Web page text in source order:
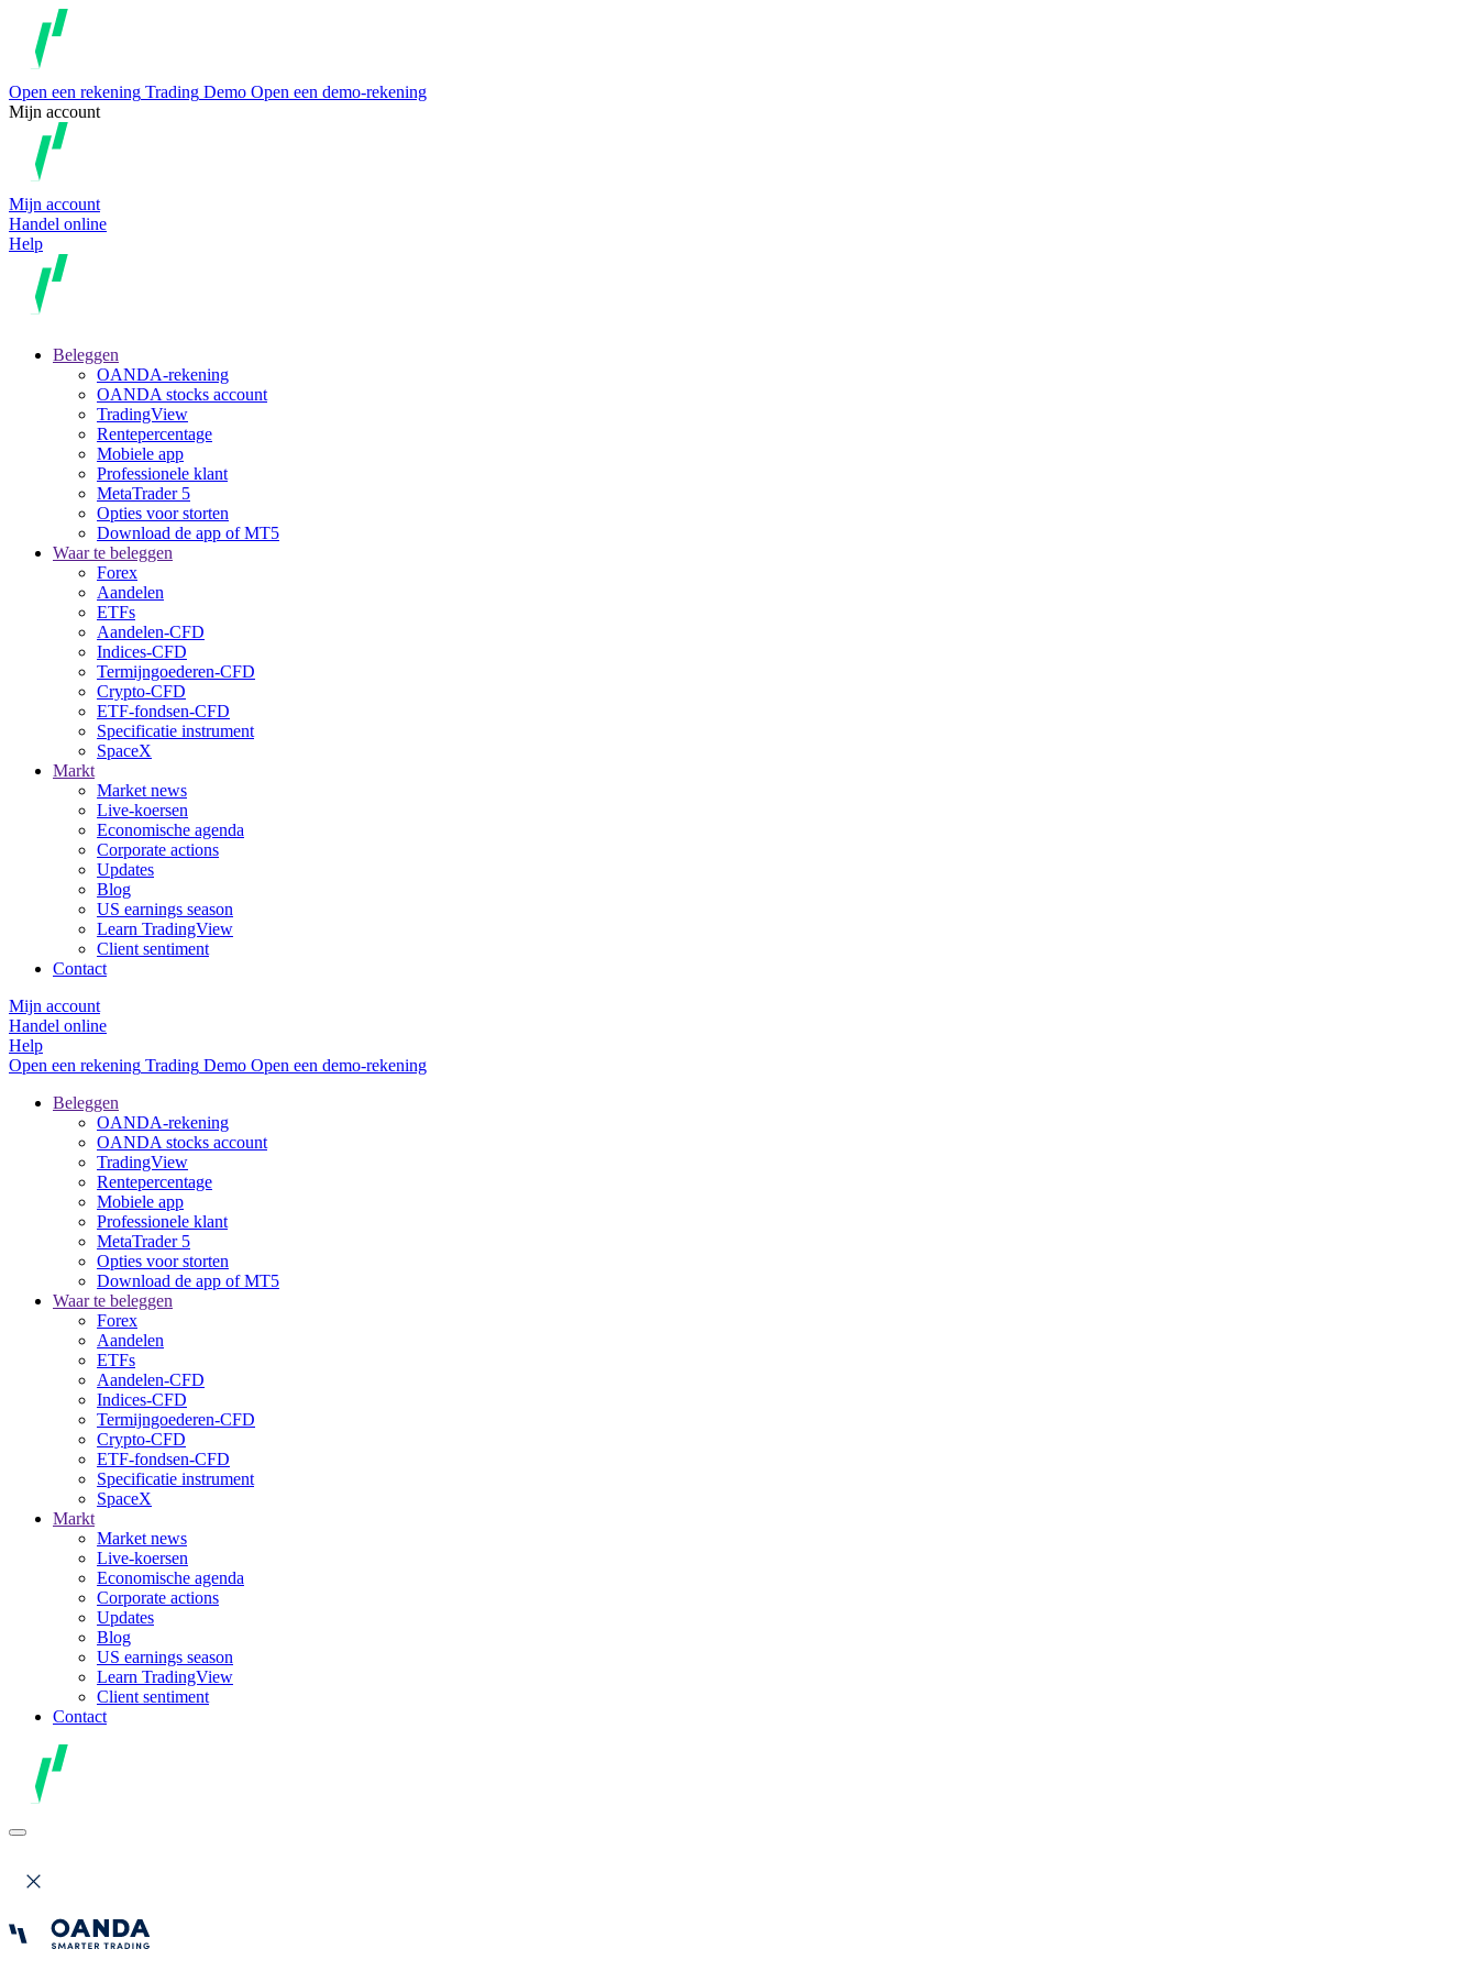
Open een rekening Trading Demo Open een demo-rekening
Mijn account
Mijn account
Handel online
Help
Beleggen
OANDA-rekening
OANDA stocks account
TradingView
Rentepercentage
Mobiele app
Professionele klant
MetaTrader 5
Opties voor storten
Download de app of MT5
Waar te beleggen
Forex
Aandelen
ETFs
Aandelen-CFD
Indices-CFD
Termijngoederen-CFD
Crypto-CFD
ETF-fondsen-CFD
Specificatie instrument
SpaceX
Markt
Market news
Live-koersen
Economische agenda
Corporate actions
Updates
Blog
US earnings season
Learn TradingView
Client sentiment
Contact
Mijn account
Handel online
Help
Open een rekening Trading Demo Open een demo-rekening
Beleggen
OANDA-rekening
OANDA stocks account
TradingView
Rentepercentage
Mobiele app
Professionele klant
MetaTrader 5
Opties voor storten
Download de app of MT5
Waar te beleggen
Forex
Aandelen
ETFs
Aandelen-CFD
Indices-CFD
Termijngoederen-CFD
Crypto-CFD
ETF-fondsen-CFD
Specificatie instrument
SpaceX
Markt
Market news
Live-koersen
Economische agenda
Corporate actions
Updates
Blog
US earnings season
Learn TradingView
Client sentiment
Contact